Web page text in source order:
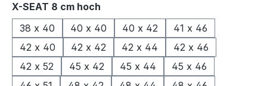
X-SEAT 8 cm hoch
38 x 40
40 x 40 40 x 42
41 x 46
42 x 40
42 x 42 42 x 44
42 x 46
42 x 52
45 x 42 45 x 44
45 x 46